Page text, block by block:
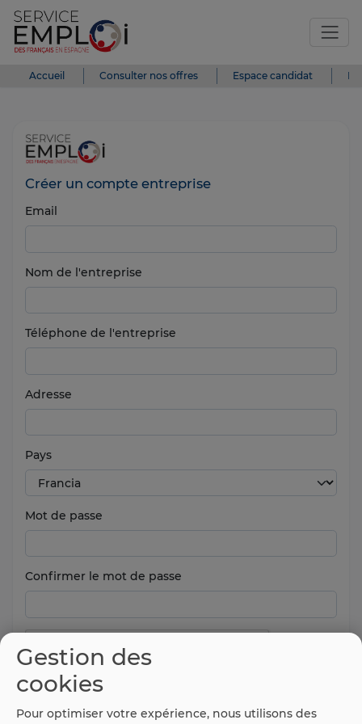
Accueil Consulter nos offres Espace candidat
Créer un compte entreprise
Email
Nom de l'entreprise
Téléphone de l'entreprise
Adresse
Pays
Mot de passe
Confirmer le mot de passe
Gestion des
cookies
Pour optimiser votre expérience, nous utilisons des